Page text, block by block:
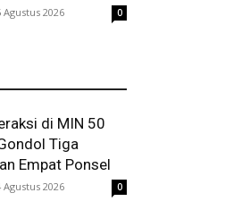
Agustus 2026 0
di MIN 50
Tiga
Empat Ponsel
Agustus 2026 0